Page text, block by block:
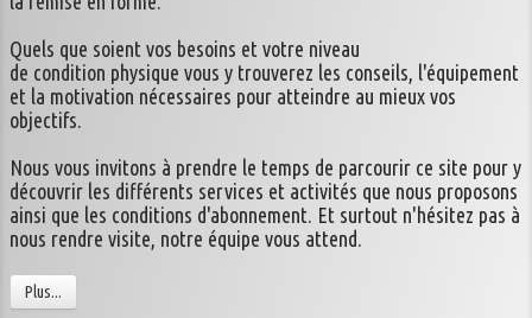
Quels que soient vos besoins et votre niveau
de condition physique vous y trouverez les conseils, l'équipement
et la motivation nécessaires pour atteindre au mieux vos
objectifs.
Nous vous invitons à prendre le temps de parcourir ce site pour y
découvrir les différents services et activités que nous proposons
ainsi que les conditions d'abonnement. Et surtout n'hésitez pas à
nous rendre visite, notre équipe vous attend.
Plus...